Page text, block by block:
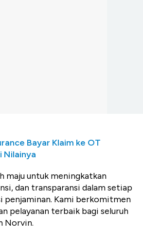
Bayar Klaim ke OT
Nilainya
maju untuk meningkatkan
dan transparansi dalam setiap
penjaminan. Kami berkomitmen
pelayanan terbaik bagi seluruh
Norvin.